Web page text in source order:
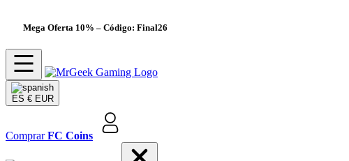
Mega Oferta 10% – Código: Final26
ES € EUR
ComprarFC Coins